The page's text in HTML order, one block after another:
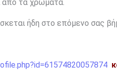
από τα χρώματα.
ήδη στο επόμενο σας